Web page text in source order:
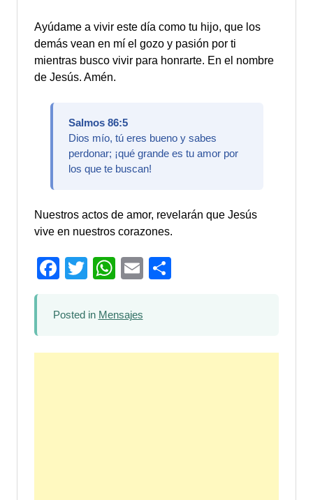
Ayúdame a vivir este día como tu hijo, que los
demás vean en mí el gozo y pasión por ti
mientras busco vivir para honrarte. En el nombre
de Jesús. Amén.
Salmos 86:5
Dios mío, tú eres bueno y sabes
perdonar; ¡qué grande es tu amor por
los que te buscan!
Nuestros actos de amor, revelarán que Jesús
vive en nuestros corazones.
Facebook
TwitterWhatsApp
Email
Posted in Mensajes